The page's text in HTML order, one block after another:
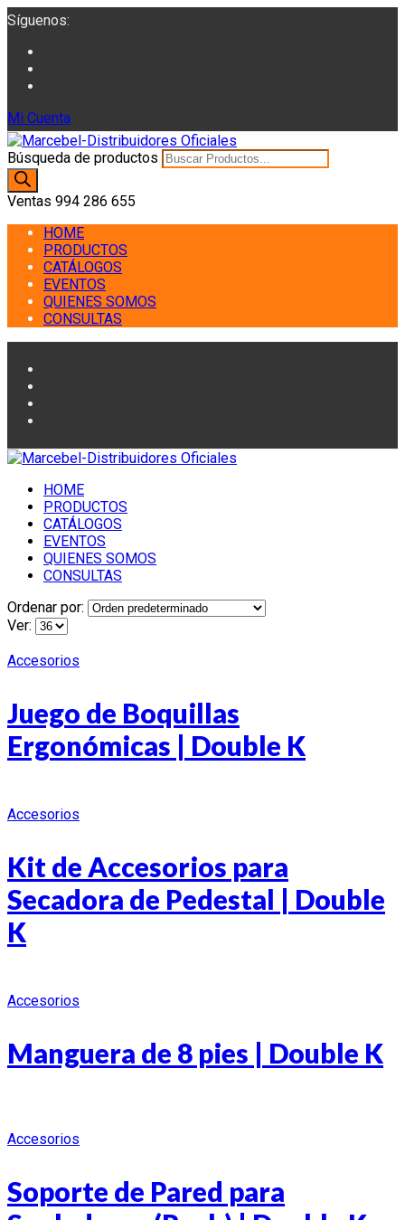
Síguenos:
Mi Cuenta
Búsqueda de productos
Ventas 994 286 655
HOME
PRODUCTOS
CATÁLOGOS
EVENTOS
QUIENES SOMOS
CONSULTAS
HOME
PRODUCTOS
CATÁLOGOS
EVENTOS
QUIENES SOMOS
CONSULTAS
Ordenar por:
Ver:
Accesorios
Juego de Boquillas
Ergonómicas | Double K
Accesorios
Kit de Accesorios para
Secadora de Pedestal | Double
K
Accesorios
Manguera de 8 pies | Double K
Accesorios
Soporte de Pared para